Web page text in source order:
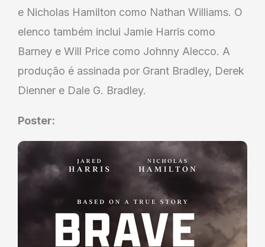
e Nicholas Hamilton como Nathan Williams. O
elenco também inclui Jamie Harris como
Barney e Will Price como Johnny Alecco. A
produção é assinada por Grant Bradley, Derek
Dienner e Dale G. Bradley.
Poster: